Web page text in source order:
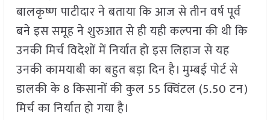
बालकृष्ण पाटीदार ने बताया कि आज से तीन वर्ष पूर्व
बने इस समूह ने शुरुआत से ही यही कल्पना की थी कि
उनकी मिर्च विदेशों में निर्यात हो इस लिहाज से यह
उनकी कामयाबी का बहुत बड़ा दिन है। मुम्बई पोर्ट से
डालकी के 8 किसानों की कुल 55 क्विंटल (5.50 टन)
मिर्च का निर्यात हो गया है।